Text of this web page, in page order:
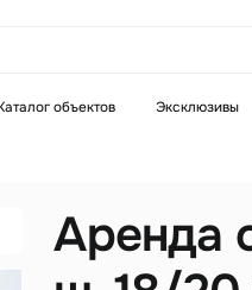
объектов Эксклюзивы
Аренда
Это обязательное поле